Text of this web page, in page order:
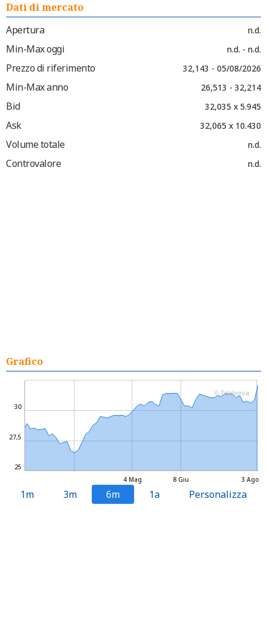
Dati di mercato
Apertura
n.d.
Min-Max oggi n.d. - n.d.
Prezzo di riferimento 32,143 - 05/08/2026
Min-Max anno 26,513 - 32,214
Bid 32,035 x 5.945
Ask 32,065 x 10.430
Volume totale n.d.
Controvalore n.d.
Grafico
4 Mag 8 Giu 3 Ago
25
27,5
30
© Teleborsa
1m 3m 6m 1a Personalizza